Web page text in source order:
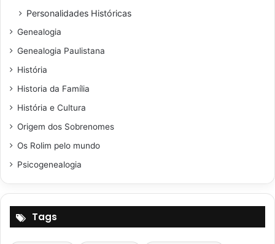
Personalidades Históricas
Genealogia
Genealogia Paulistana
História
Historia da Família
História e Cultura
Origem dos Sobrenomes
Os Rolim pelo mundo
Psicogenealogia
Tags